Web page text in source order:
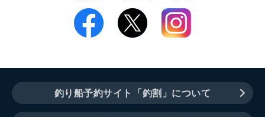
釣り船予約サイト「釣割」について